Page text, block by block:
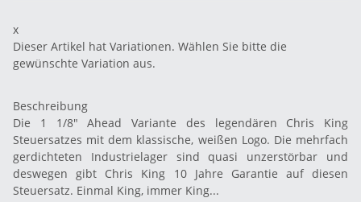
x
Dieser Artikel hat Variationen. Wählen Sie bitte die
gewünschte Variation aus.
Beschreibung
Die 1 1/8" Ahead Variante des legendären Chris King
Steuersatzes mit dem klassische, weißen Logo. Die mehrfach
gerdichteten Industrielager sind quasi unzerstörbar und
deswegen gibt Chris King 10 Jahre Garantie auf diesen
Steuersatz. Einmal King, immer King...